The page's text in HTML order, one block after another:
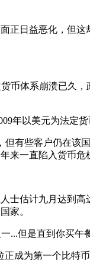
日益恶化，但这
体系崩溃已久
以美元为法定货
些客户仍在该
来一直陷入货币危
估计九月达到高
家。
但是直到你买午
成为第一个比特